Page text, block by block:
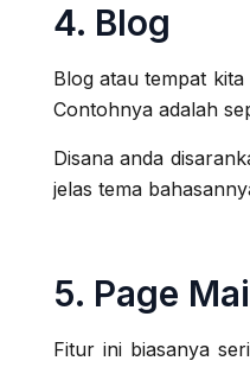
4. Blog
Blog atau tempat
Contohnya adalah
Disana anda
jelas tema
5. Page
Fitur ini biasanya